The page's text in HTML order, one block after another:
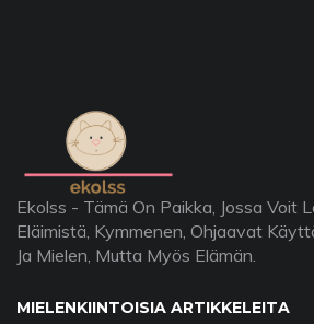
Ekolss - Tämä On Paikka, Jossa Voit
Eläimistä, Kymmenen, Ohjaavat
Ja Mielen, Mutta Myös Elämän.
MIELENKIINTOISIA ARTIKKELEITA